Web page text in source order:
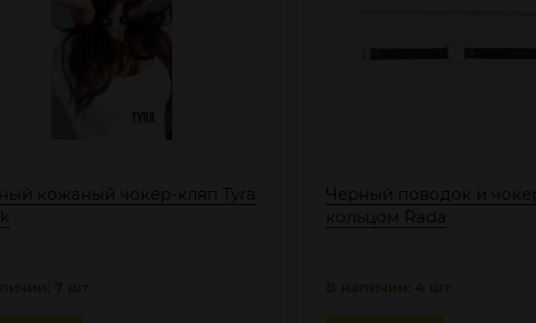
кожаный чокер-кляп Tyra
Черный поводок и
кольцом Rada